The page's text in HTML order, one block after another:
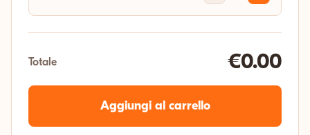
Totale €0.00
Aggiungi al carrello